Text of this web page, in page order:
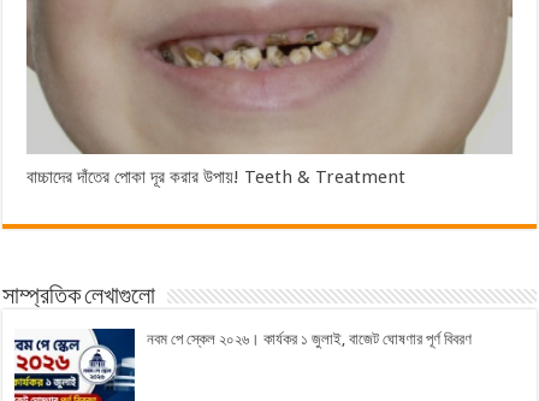
বাচ্চাদের দাঁতের পোকা দূর করার উপায়! Teeth & Treatment
সাম্প্রতিক লেখাগুলো
নবম পে স্কেল ২০২৬। কার্যকর ১ জুলাই, বাজেট ঘোষণার পূর্ণ বিবরণ